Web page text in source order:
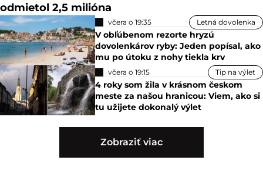
odmietol 2,5 milióna
včera o 19:35 Letná dovolenka
V obľúbenom rezorte hryzú
dovolenkárov ryby: Jeden popísal, ako
mu po útoku z nohy tiekla krv
včera o 19:15 Tip na výlet
4 roky som žila v krásnom českom
meste za našou hranicou: Viem, ako si
tu užijete dokonalý výlet
Zobraziť viac